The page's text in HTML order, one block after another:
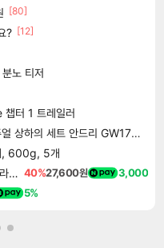
[80]
? [12]
노 티저
터 1 트레일러
세트 안드리 GW1780, FREE, 1세트
, 600g, 5개
나 혼자만 레벨업 어라이즈 오버드라이브 Solo Leveling Arise 40%27,600원 3,000
5%